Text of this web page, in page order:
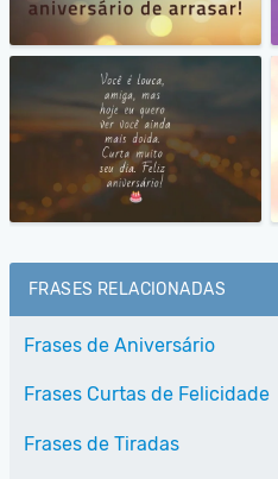
FRASES RELACIONADAS
Frases de Aniversário
Frases Curtas de Felicidade
Frases de Tiradas